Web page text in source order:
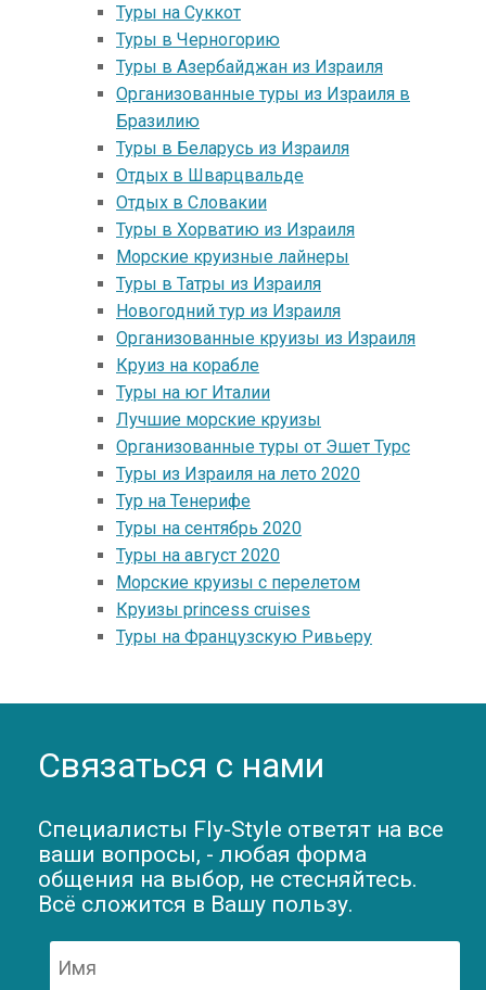
Туры на Суккот
Туры в Черногорию
Туры в Азербайджан из Израиля
Организованные туры из Израиля в
Бразилию
Туры в Беларусь из Израиля
Отдых в Шварцвальде
Отдых в Словакии
Туры в Хорватию из Израиля
Морские круизные лайнеры
Туры в Татры из Израиля
Новогодний тур из Израиля
Организованные круизы из Израиля
Круиз на корабле
Туры на юг Италии
Лучшие морские круизы
Организованные туры от Эшет Турс
Туры из Израиля на лето 2020
Тур на Тенерифе
Туры на сентябрь 2020
Туры на август 2020
Морские круизы с перелетом
Круизы princess cruises
Туры на Французскую Ривьеру
Связаться с нами
Специалисты Fly-Style ответят на все
ваши вопросы, - любая форма
общения на выбор, не стесняйтесь.
Всё сложится в Вашу пользу.